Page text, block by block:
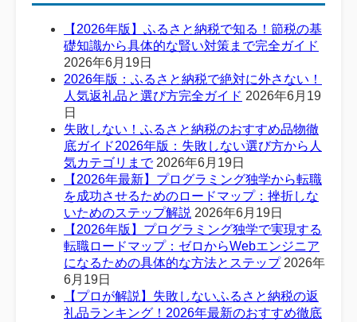
【2026年版】ふるさと納税で知る！節税の基
礎知識から具体的な賢い対策まで完全ガイド
2026年6月19日
2026年版：ふるさと納税で絶対に外さない！
人気返礼品と選び方完全ガイド 2026年6月19
日
失敗しない！ふるさと納税のおすすめ品物徹
底ガイド2026年版：失敗しない選び方から人
気カテゴリまで 2026年6月19日
【2026年最新】プログラミング独学から転職
を成功させるためのロードマップ：挫折しな
いためのステップ解説 2026年6月19日
【2026年版】プログラミング独学で実現する
転職ロードマップ：ゼロからWebエンジニア
になるための具体的な方法とステップ 2026年
6月19日
【プロが解説】失敗しないふるさと納税の返
礼品ランキング！2026年最新のおすすめ徹底